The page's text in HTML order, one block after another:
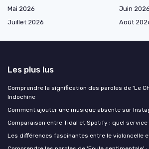
Mai 2026
Juin 2026
Juillet 2026
Août
Les plus lus
Comprendre la signification des paroles de 'Le
Indochine
Comment ajouter une musique absente sur
Comparaison entre Tidal et Spotify : quel
Les différences fascinantes entre le violoncelle